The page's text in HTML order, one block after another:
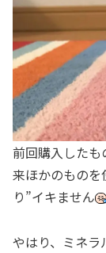
前回購入した
来ほかのものを
り”イキません
やはり、ミネラ